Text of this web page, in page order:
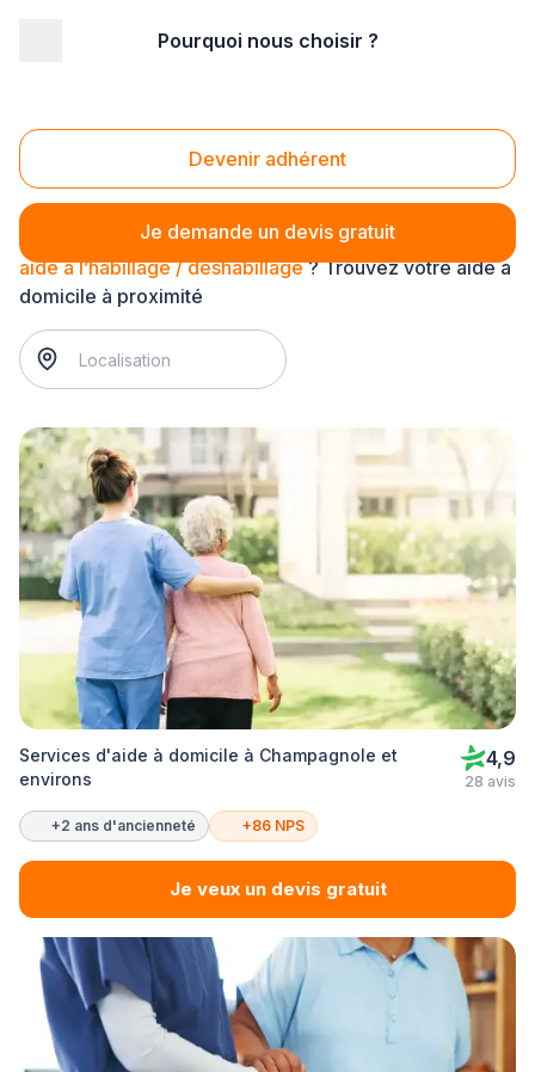
Pourquoi nous choisir ?
Devenir adhérent
Je demande un devis gratuit
Aide à l’habillage / déshabillage
aide à l’habillage / déshabillage? Trouvez votre aide à
domicile à proximité
Services d'aide à domicile à Champagnole et
environs
4,9
28 avis
+2 ans d'ancienneté +86 NPS
Je veux un devis gratuit